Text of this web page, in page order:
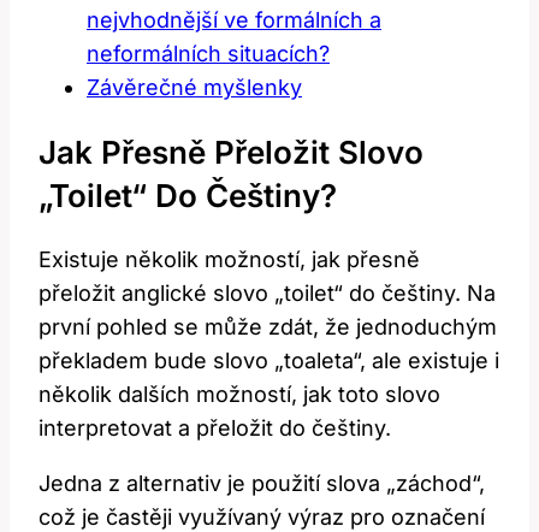
nejvhodnější ve formálních a
neformálních situacích?
Závěrečné myšlenky
Jak Přesně Přeložit Slovo
„toilet“ Do Češtiny?
Existuje několik možností, jak přesně
přeložit anglické slovo „toilet“ do češtiny. Na
první pohled se může zdát, že jednoduchým
překladem bude slovo „toaleta“, ale existuje i
několik dalších možností, jak toto slovo
interpretovat a přeložit do češtiny.
Jedna z alternativ je použití slova „záchod“,
což je častěji využívaný výraz pro označení